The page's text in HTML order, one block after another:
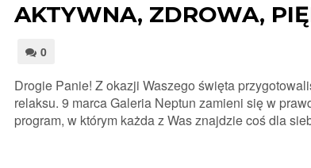
AKTYWNA, ZDROWA,
0
Drogie Panie! Z okazji Waszego święta
relaksu. 9 marca Galeria Neptun zamieni się w
program, w którym każda z Was znajdzie coś dla